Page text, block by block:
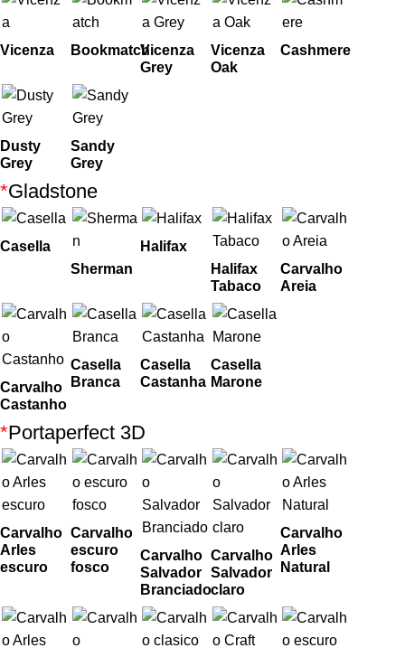
Vicenza BookmatchVicenza
Grey
Vicenza
Oak
Cashmere
Dusty
Grey
Sandy
Grey
*Gladstone
Casella
Sherman
Halifax
Halifax
Tabaco
Carvalho
Areia
Carvalho
Castanho
Casella
Branca
Casella
Castanha
Casella
Marone
*Portaperfect 3D
Carvalho
Arles
escuro
Carvalho
escuro
fosco
Carvalho
Salvador
Branciado
Carvalho
Salvador
claro
Carvalho
Arles
Natural